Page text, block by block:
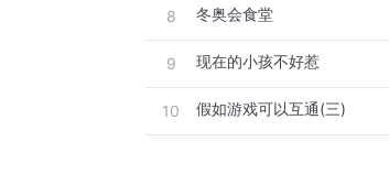
8 冬奥会食堂
9 现在的小孩不好惹
10 假如游戏可以互通(三)